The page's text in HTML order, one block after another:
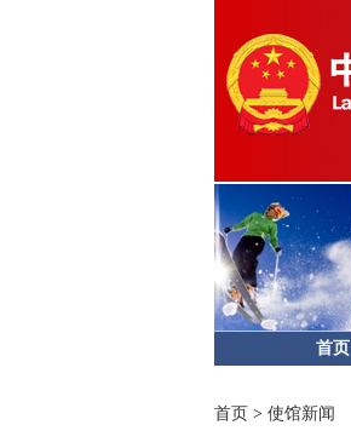
首页
首页 > 使馆新闻